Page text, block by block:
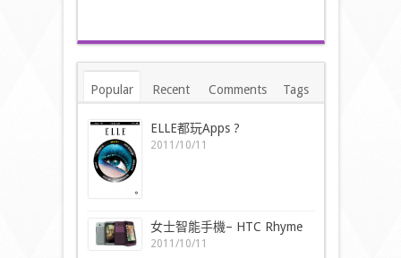
Popular Recent Comments Tags
ELLE都玩Apps ?
2011/10/11
女士智能手機– HTC Rhyme
2011/10/11